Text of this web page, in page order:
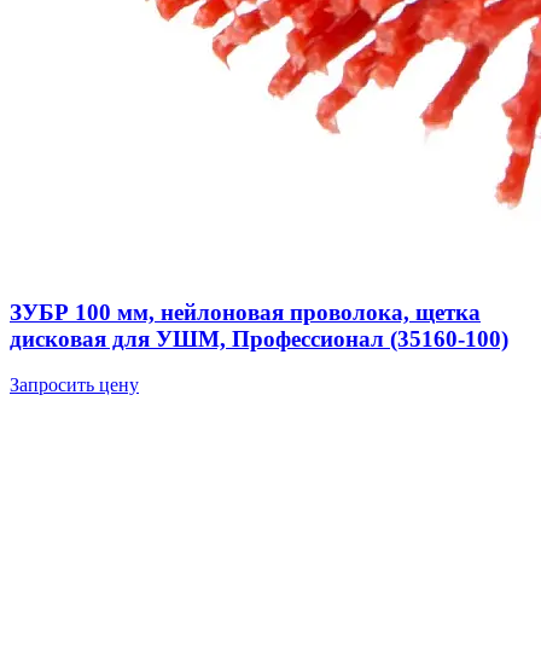
ЗУБР 100 мм, нейлоновая проволока, щетка
дисковая для УШМ, Профессионал (35160-100)
Запросить цену